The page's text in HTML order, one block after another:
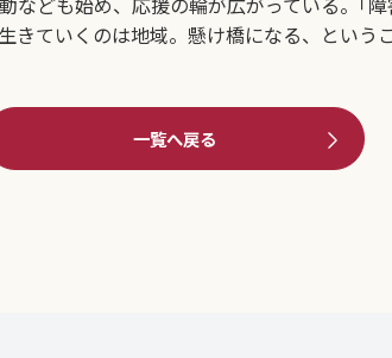
ていくのは地域。懸け橋になる、という
一覧へ戻る